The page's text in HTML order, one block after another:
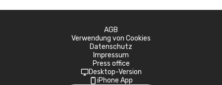
AGB
Verwendung von Cookies
Datenschutz
Impressum
Press office
Desktop-Version
iPhone App